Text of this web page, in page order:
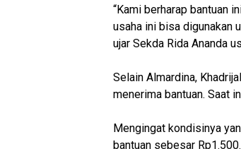
“Kami berharap bantuan
usaha ini bisa digunakan
ujar Sekda Rida Ananda
Selain Almardina,
menerima bantuan. Saat
Mengingat kondisinya
bantuan sebesar